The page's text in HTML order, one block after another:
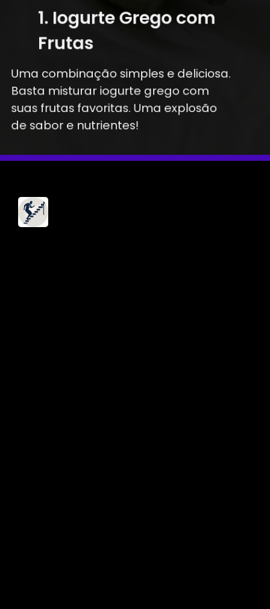
1. Iogurte Grego com
Frutas
Uma combinação simples e deliciosa.
Basta misturar iogurte grego com
suas frutas favoritas. Uma explosão
de sabor e nutrientes!